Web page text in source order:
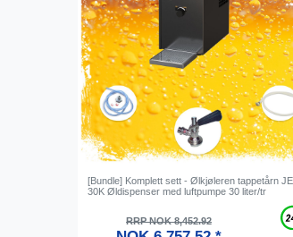
[Bundle] Komplett sett - Ølkjøleren tappetårn
30K Øldispenser med luftpumpe 30 liter/tr
RRP NOK 8,452.92